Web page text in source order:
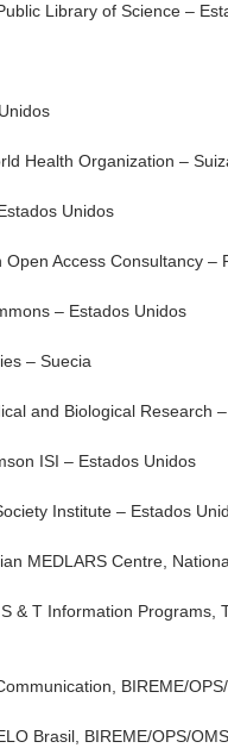
Library of Science –
Health Organization –
Unidos
Access Consultancy –
– Estados Unidos
– Suecia
and Biological Research
ISI – Estados Unidos
Institute – Estados
MEDLARS Centre,
& T Information Programs,
BIREME/
Brasil, BIREME/OPS/